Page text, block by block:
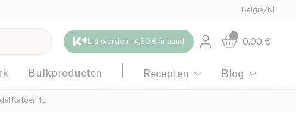
België /NL
Lid worden · 4,90 €/maand 0.00 €
Bulkproducten Recepten Blog
Katoen 1L